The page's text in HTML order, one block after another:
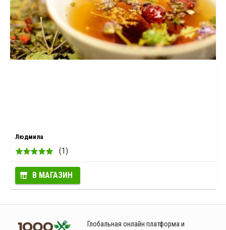
Людмила
(1)
В МАГАЗИН
Глобальная онлайн платформа и